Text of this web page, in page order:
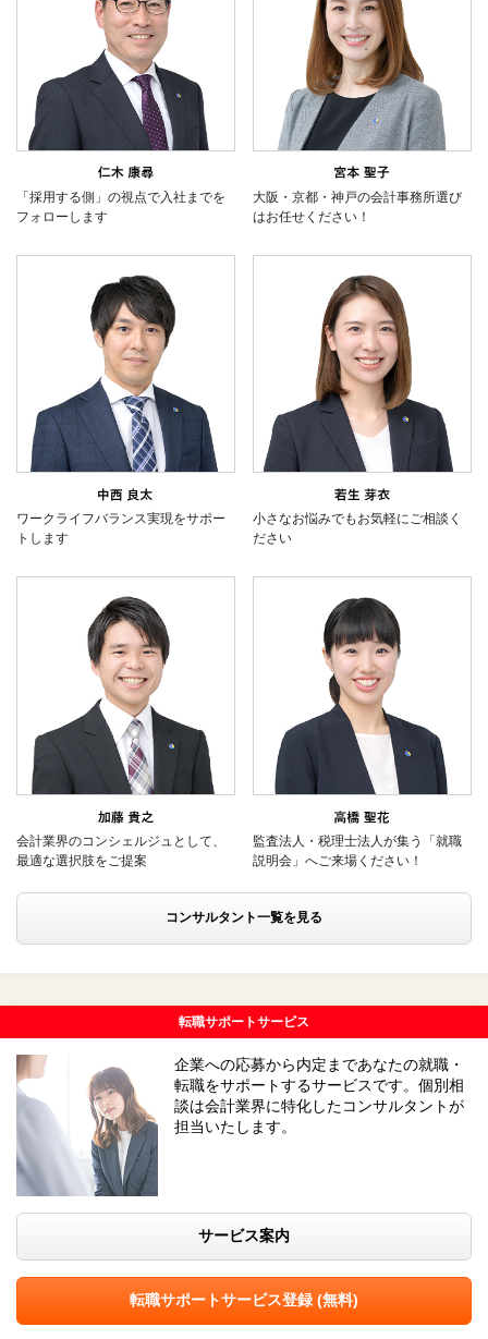
「採用する側」の視点で入社までを
フォローします
大阪・京都・神戸の会計事務所選び
はお任せください！
ワークライフバランス実現をサポー
トします
小さなお悩みでもお気軽にご相談く
ださい
会計業界のコンシェルジュとして、
最適な選択肢をご提案
監査法人・税理士法人が集う「就職
説明会」へご来場ください！
コンサルタント一覧を見る
転職サポートサービス
企業への応募から内定まであなたの就職・
転職をサポートするサービスです。個別相
談は会計業界に特化したコンサルタントが
担当いたします。
サービス案内
転職サポートサービス登録 (無料)